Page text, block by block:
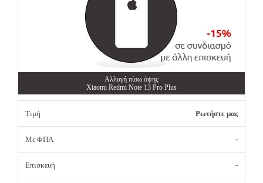
Αλλαγή πίσω όψης
Xiaomi Redmi Note 13 Pro Plus
Τιμή Ρωτήστε μας
Με ΦΠΑ -
Επισκευή -